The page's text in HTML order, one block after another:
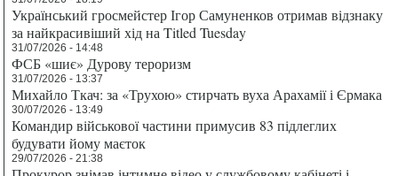
Український гросмейстер Ігор Самуненков отримав відзнаку
за найкрасивіший хід на Titled Tuesday
31/07/2026 - 14:48
ФСБ «шиє» Дурову тероризм
31/07/2026 - 13:37
Михайло Ткач: за «Трухою» стирчать вуха Арахамії і Єрмака
30/07/2026 - 13:49
Командир військової частини примусив 83 підлеглих
будувати йому маєток
29/07/2026 - 21:38